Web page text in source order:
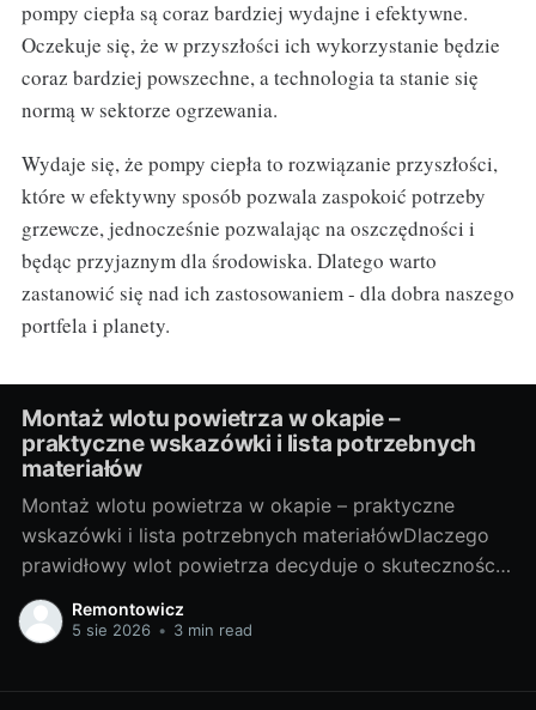
pompy ciepła są coraz bardziej wydajne i efektywne.
Oczekuje się, że w przyszłości ich wykorzystanie będzie
coraz bardziej powszechne, a technologia ta stanie się
normą w sektorze ogrzewania.
Wydaje się, że pompy ciepła to rozwiązanie przyszłości,
które w efektywny sposób pozwala zaspokoić potrzeby
grzewcze, jednocześnie pozwalając na oszczędności i
będąc przyjaznym dla środowiska. Dlatego warto
zastanowić się nad ich zastosowaniem - dla dobra naszego
portfela i planety.
Montaż wlotu powietrza w okapie –
praktyczne wskazówki i lista potrzebnych
materiałów
Montaż wlotu powietrza w okapie – praktyczne
wskazówki i lista potrzebnych materiałówDlaczego
prawidłowy wlot powietrza decyduje o skuteczności
okapuOkap kuchenny jest tak dobry, jak dopływ
świeżego powietrza do pomieszczenia. Gdy
Remontowicz
5 sie 2026 • 3 min read